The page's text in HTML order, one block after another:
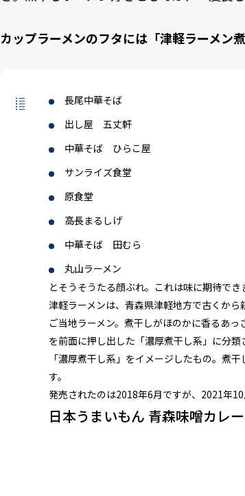
カップラーメンのフタには「津軽ラーメン
長尾中華そば
出し屋 五丈軒
中華そば ひらこ屋
サンライズ食堂
原食堂
高長まるしげ
中華そば 田むら
丸山ラーメン
とそうそうたる顔ぶれ。これは味に期待でき
津軽ラーメンは、青森県津軽地方で古くか
ご当地ラーメン。煮干しがほのかに香るあ
を前面に押し出した「濃厚煮干し系」に分
「濃厚煮干し系」をイメージしたもの。煮
す。
発売されたのは2018年6月ですが、2021年
日本うまいもん 青森味噌カレ